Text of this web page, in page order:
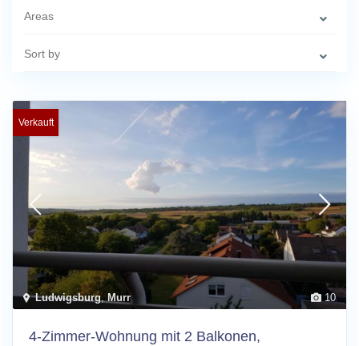
Areas
Sort by
10
Ludwigsburg,Murr
Verkauft
4-Zimmer-Wohnung mit 2 Balkonen,